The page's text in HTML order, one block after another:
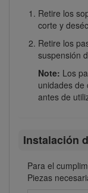
Retire los
corte y
Retire los
suspensión
Note: Los
unidades
antes de
Instalación
Para el
Piezas